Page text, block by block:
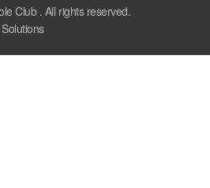
Club. All rights reserved.